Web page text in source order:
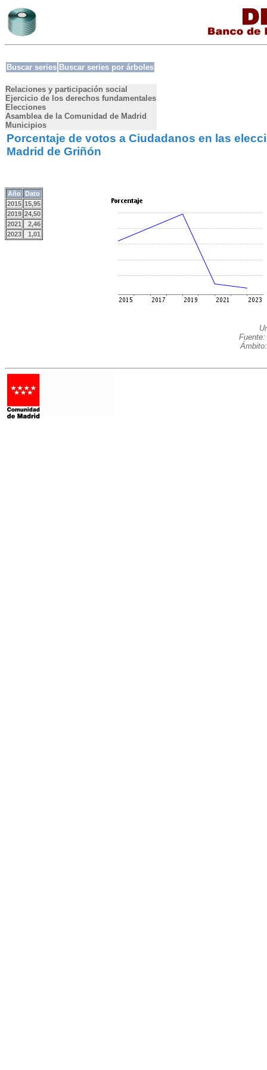
Buscar series Buscar series por árboles
Relaciones y participación social
Ejercicio de los derechos fundamentales
Elecciones
Asamblea de la Comunidad de Madrid
Municipios
Porcentaje de votos a Ciudadanos en las
Madrid de Griñón
Año
Dato
2015 15,95
2019 24,50
2021
2,46
2023
1,01
Fuente: